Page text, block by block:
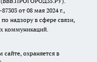
от 08 мая 2024 г.,
надзору в сфере связи,
коммуникаций.
охраняется в